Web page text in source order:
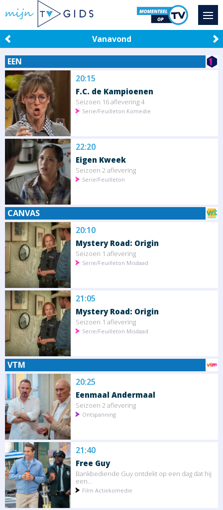
Vanavond
EEN
20:15
F.C. de Kampioenen
Seizoen 16 aflevering 4
Serie/Feuilleton Komedie
22:20
Eigen Kweek
Seizoen 2 aflevering
Serie/Feuilleton
CANVAS
20:10
Mystery Road: Origin
Seizoen 1 aflevering
Serie/Feuilleton Misdaad
21:05
Mystery Road: Origin
Seizoen 1 aflevering
Serie/Feuilleton Misdaad
VTM
20:25
Eenmaal Andermaal
Seizoen 2 aflevering
Ontspanning
21:40
Free Guy
Bankbediende Guy ontdekt op een dag dat hij
een...
Film Actiekomedie